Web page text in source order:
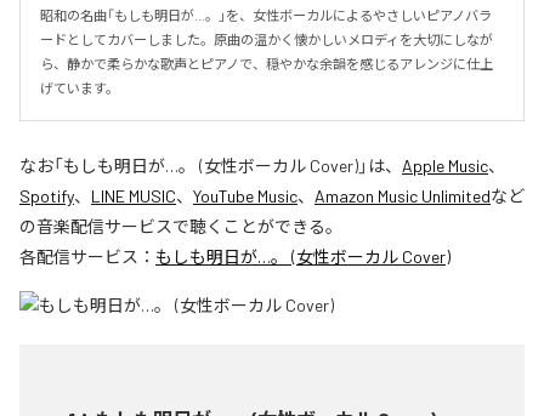
昭和の名曲「もしも明日が…。」を、女性ボーカルによるやさしいピアノバラ
ードとしてカバーしました。原曲の温かく懐かしいメロディを大切にしなが
ら、静かで柔らかな歌声とピアノで、穏やかな余韻を感じるアレンジに仕上
げています。
なお「もしも明日が…。 (女性ボーカル Cover)」は、 Apple Music、
Spotify、 LINE MUSIC、 YouTube Music、 Amazon Music Unlimitedなど
の音楽配信サービスで聴くことができる。
各配信サービス： もしも明日が…。 (女性ボーカル Cover)